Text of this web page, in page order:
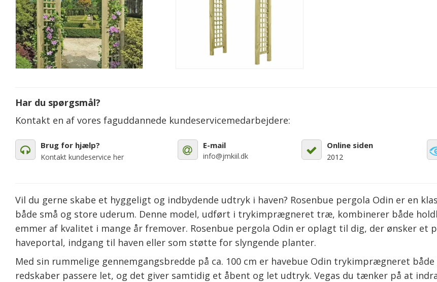
Har du spørgsmål?
Kontakt en af vores faguddannede kundeservicemedarbejdere:
Brug for hjælp?
Kontakt kundeservice her
E-mail
info@jmkiil.dk
Online siden
2012
Vil du gerne skabe et hyggeligt og indbydende udtryk i haven? Rosenbue pergola Odin er en
både små og store uderum. Denne model, udført i trykimprægneret træ, kombinerer både
emmer af kvalitet i mange år fremover. Rosenbue pergola Odin er oplagt til dig, der ønsker et
haveportal, indgang til haven eller som støtte for slyngende planter.
Med sin rummelige gennemgangsbredde på ca. 100 cm er havebue Odin trykimprægneret
redskaber passere let, og det giver samtidig et åbent og let udtryk. Vegas du tænker på at